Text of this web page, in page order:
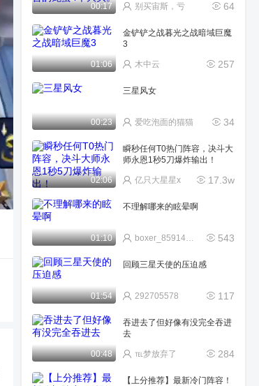
00:17 64
别买宙斯，亏
01:06
金铲铲之战暮光之战暗域巨魔
3
257
木中云
00:23
三星风女
34
爱吃泡面的猫猫
02:06
瞬秒任何T0热门阵容，决斗大
师永恩1秒5刀爆炸输出！
17.3w
亿只大星星x
01:10
不理解哪来的眩晕啊
543
boxer_8591427604a
01:54
回顾三星天使的压迫感
117
292705578
00:48
吞进去了但好像有没完全吞进
去
284
℡梦放弃了
【上分推荐】最新冷门阵容！